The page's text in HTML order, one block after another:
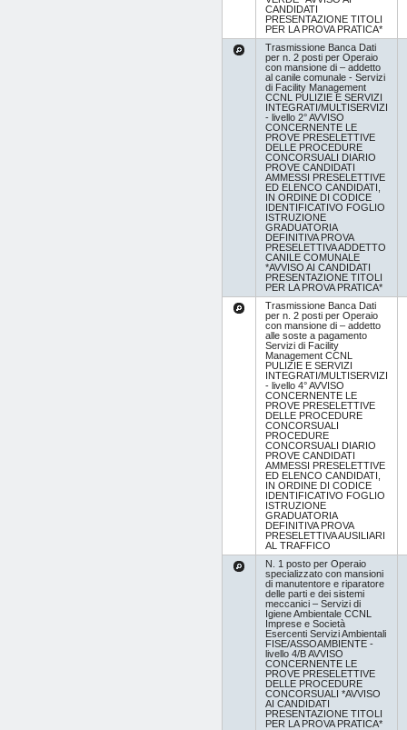
CANDIDATI
PRESENTAZIONE TITOLI
PER LA PROVA PRATICA*
Trasmissione Banca Dati
per n. 2 posti per Operaio
con mansione di – addetto
al canile comunale - Servizi
di Facility Management
CCNL PULIZIE E SERVIZI
INTEGRATI/MULTISERVIZI
- livello 2° AVVISO
CONCERNENTE LE
PROVE PRESELETTIVE
DELLE PROCEDURE
CONCORSUALI DIARIO
PROVE CANDIDATI
AMMESSI PRESELETTIVE
ED ELENCO CANDIDATI,
IN ORDINE DI CODICE
IDENTIFICATIVO FOGLIO
ISTRUZIONE
GRADUATORIA
DEFINITIVA PROVA
PRESELETTIVA ADDETTO
CANILE COMUNALE
*AVVISO AI CANDIDATI
PRESENTAZIONE TITOLI
PER LA PROVA PRATICA*
Trasmissione Banca Dati
per n. 2 posti per Operaio
con mansione di – addetto
alle soste a pagamento
Servizi di Facility
Management CCNL
PULIZIE E SERVIZI
INTEGRATI/MULTISERVIZI
- livello 4° AVVISO
CONCERNENTE LE
PROVE PRESELETTIVE
DELLE PROCEDURE
CONCORSUALI
PROCEDURE
CONCORSUALI DIARIO
PROVE CANDIDATI
AMMESSI PRESELETTIVE
ED ELENCO CANDIDATI,
IN ORDINE DI CODICE
IDENTIFICATIVO FOGLIO
ISTRUZIONE
GRADUATORIA
DEFINITIVA PROVA
PRESELETTIVA AUSILIARI
AL TRAFFICO
N. 1 posto per Operaio
specializzato con mansioni
di manutentore e riparatore
delle parti e dei sistemi
meccanici – Servizi di
Igiene Ambientale CCNL
Imprese e Società
Esercenti Servizi Ambientali
FISE/ASSOAMBIENTE -
livello 4/B AVVISO
CONCERNENTE LE
PROVE PRESELETTIVE
DELLE PROCEDURE
CONCORSUALI *AVVISO
AI CANDIDATI
PRESENTAZIONE TITOLI
PER LA PROVA PRATICA*